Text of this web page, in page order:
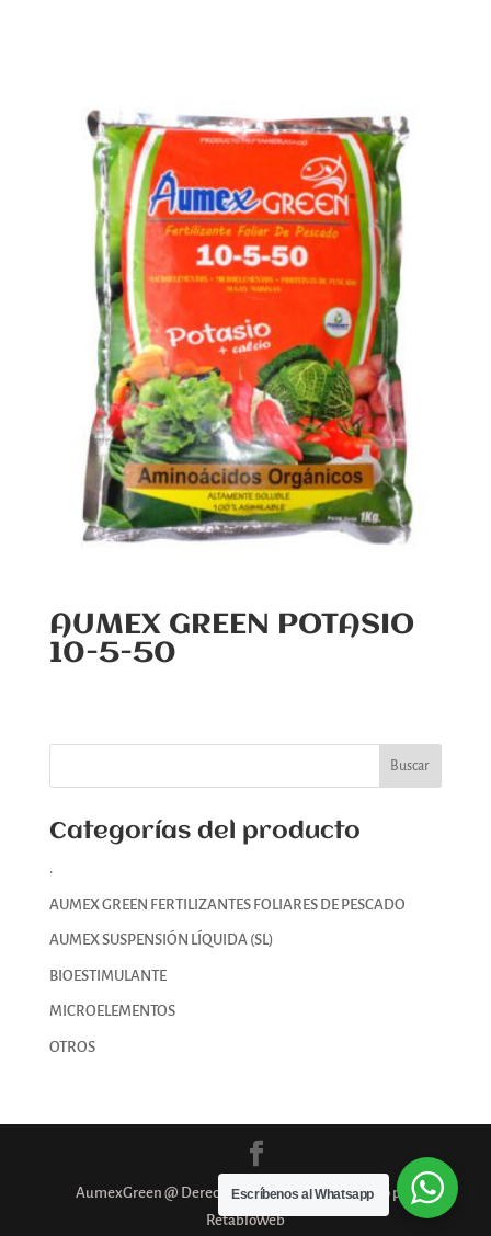
AUMEX GREEN POTASIO
10-5-50
Categorías del producto
.
AUMEX GREEN FERTILIZANTES FOLIARES DE PESCADO
AUMEX SUSPENSIÓN LÍQUIDA (SL)
BIOESTIMULANTE
MICROELEMENTOS
OTROS
AumexGreen @ Derechos Reservados / Diseñado por
RetabloWeb
Escríbenos al Whatsapp